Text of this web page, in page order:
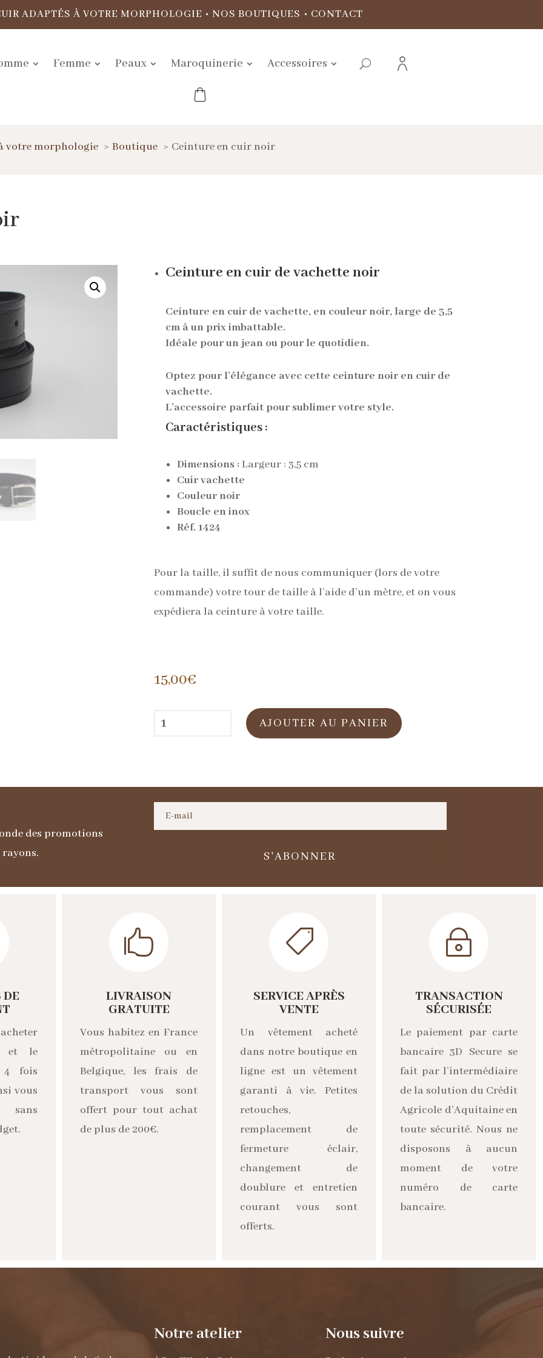
ADAPTÉS À VOTRE MORPHOLOGIE • NOS BOUTIQUES • CONTACT
Femme Peaux Maroquinerie Accessoires
votre morphologie Boutique Ceinture en cuir noir
Ceinture en cuir de vachette noir
Ceinture en cuir de vachette, en couleur noir, large de 3,5
cm à un prix imbattable.
Idéale pour un jean ou pour le quotidien.
Optez pour l’élégance avec cette ceinture noir en cuir de
vachette.
L’accessoire parfait pour sublimer votre style.
Caractéristiques :
Dimensions : Largeur : 3,5 cm
Cuir vachette
Couleur noir
Boucle en inox
Réf. 1424
Pour la taille, il suffit de nous communiquer (lors de votre
commande) votre tour de taille à l’aide d’un mètre, et on vous
expédiera la ceinture à votre taille.
15,00€
quantité
noir
AJOUTER AU PANIER
des promotions
S'ABONNER
et le
4 fois
vous
sans

LIVRAISON
GRATUITE
Vous habitez en France
métropolitaine ou en
Belgique, les frais de
transport vous sont
offert pour tout achat
de plus de 200€.

SERVICE APRÈS
VENTE
Un vêtement acheté
dans notre boutique en
ligne est un vêtement
garanti à vie. Petites
retouches,
remplacement de
fermeture éclair,
changement de
doublure et entretien
courant vous sont
offerts.
~
TRANSACTION
SÉCURISÉE
Le paiement par carte
bancaire 3D Secure se
fait par l’intermédiaire
de la solution du Crédit
Agricole d’Aquitaine en
toute sécurité. Nous ne
disposons à aucun
moment de votre
numéro de carte
bancaire.
Notre atelier Nous suivre